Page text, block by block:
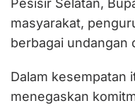
Pesisir Selatan,
masyarakat,
berbagai undangan
Dalam kesempatan
menegaskan